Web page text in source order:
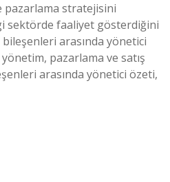
pazarlama stratejisini
sektörde faaliyet gösterdiğini
bileşenleri arasında yönetici
pazarlama ve satış
arasında yönetici özeti,